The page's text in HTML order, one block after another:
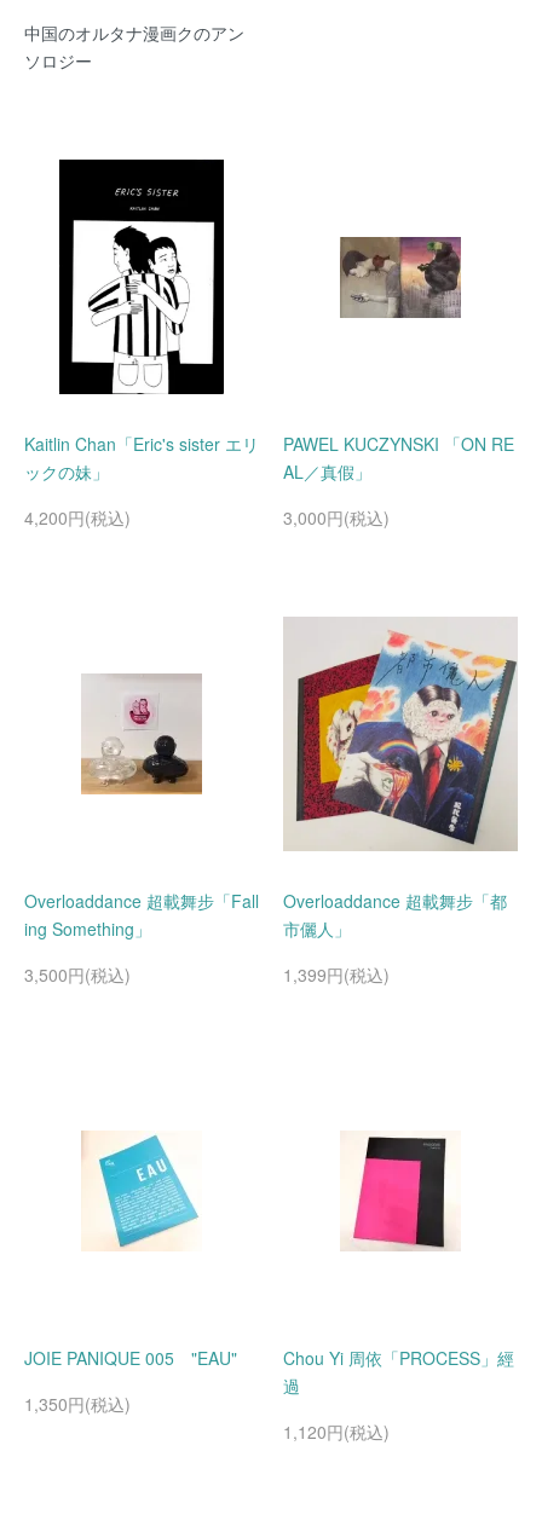
中国のオルタナ漫画クのアン
ソロジー
Kaitlin Chan「Eric's sister エリ
ックの妹」
4,200円(税込)
PAWEL KUCZYNSKI 「ON RE
AL／真假」
3,000円(税込)
Overloaddance 超載舞步「Fall
ing Something」
3,500円(税込)
Overloaddance 超載舞步「都
市儷人」
1,399円(税込)
JOIE PANIQUE 005 "EAU"
1,350円(税込)
Chou Yi 周依「PROCESS」經
過
1,120円(税込)